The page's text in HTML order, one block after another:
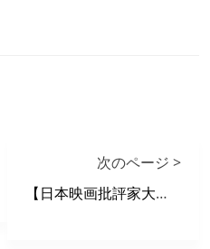
次のページ >
【日本映画批評家大賞】 X 自遊空間 タイアップキャンペーン